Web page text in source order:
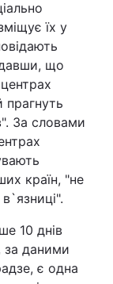
їх у
що
прагнуть
За словами
країн, "не
10 днів
за даними
є одна